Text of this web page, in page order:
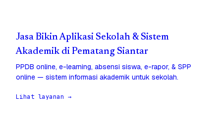
Jasa Bikin Aplikasi Sekolah & Sistem
Akademik di Pematang Siantar
PPDB online, e-learning, absensi siswa, e-rapor, & SPP
online — sistem informasi akademik untuk sekolah.
Lihat layanan →